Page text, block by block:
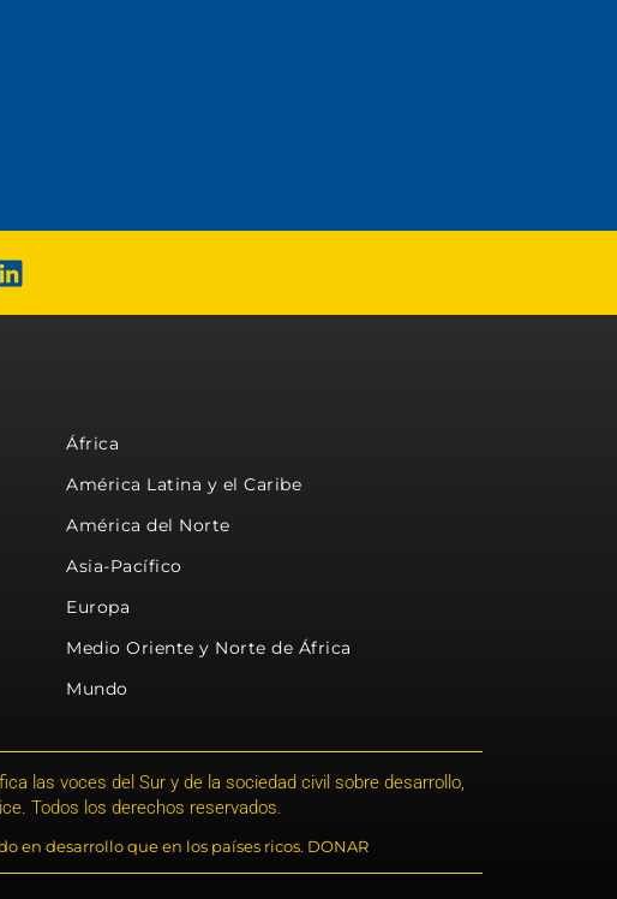
África
América Latina y el Caribe
América del Norte
Asia-Pacífico
Europa
Medio Oriente y Norte de África
Mundo
las voces del Sur y de la sociedad civil sobre desarrollo,
Todos los derechos reservados.
en desarrollo que en los países ricos. DONAR